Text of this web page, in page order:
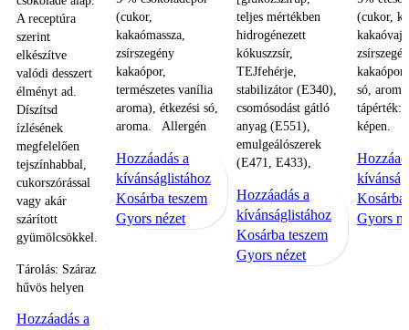
A receptúra
szerint
elkészítve
valódi desszert
élményt ad.
Díszítsd
ízlésének
megfelelően
tejszínhabbal,
cukorszórással
vagy akár
szárított
gyümölcsökkel.
Tárolás: Száraz
hűvös helyen
Hozzáadás a
(cukor,
kakaómassza,
zsírszegény
kakaópor,
természetes vanília
aroma), étkezési só,
aroma. Allergén
Hozzáadás a
kívánságlistához
Kosárba teszem
Gyors nézet
teljes mértékben
hidrogénezett
kókuszzsír,
TEJfehérje,
stabilizátor (E340),
csomósodást gátló
anyag (E551),
emulgeálószerek
(E471, E433),
Hozzáadás a
kívánságlistához
Kosárba teszem
Gyors nézet
(cukor,
kakaóvaj,
só,
tápérték:
képen.
Kosárba
Gyors